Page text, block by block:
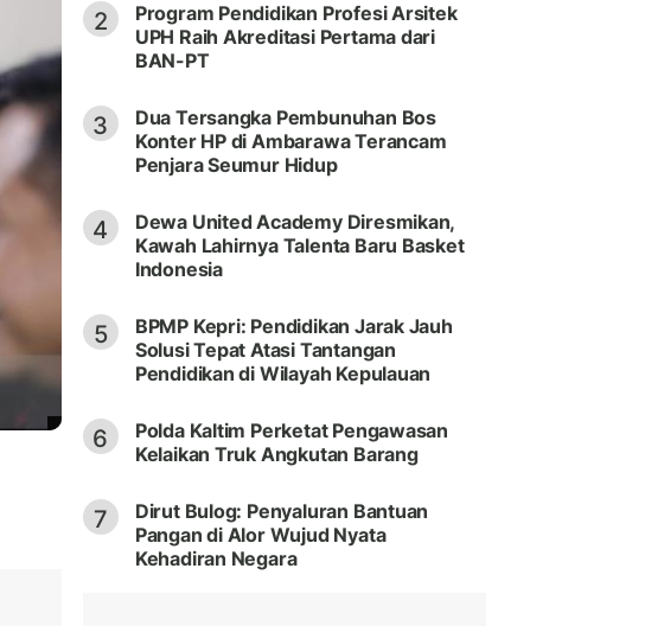
2
Program Pendidikan Profesi Arsitek
UPH Raih Akreditasi Pertama dari
BAN-PT
3
Dua Tersangka Pembunuhan Bos
Konter HP di Ambarawa Terancam
Penjara Seumur Hidup
4
Dewa United Academy Diresmikan,
Kawah Lahirnya Talenta Baru Basket
Indonesia
5
BPMP Kepri: Pendidikan Jarak Jauh
Solusi Tepat Atasi Tantangan
Pendidikan di Wilayah Kepulauan
6
Polda Kaltim Perketat Pengawasan
Kelaikan Truk Angkutan Barang
7
Dirut Bulog: Penyaluran Bantuan
Pangan di Alor Wujud Nyata
Kehadiran Negara